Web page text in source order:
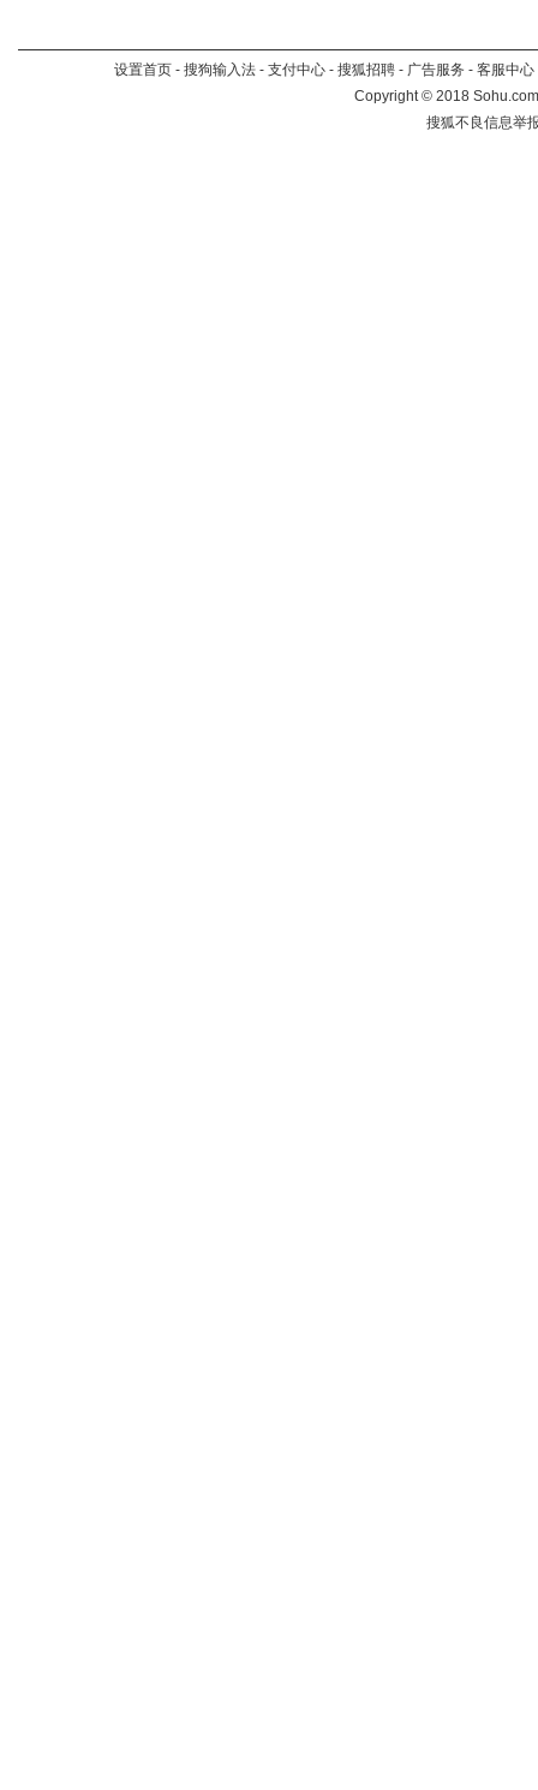
设置首页 - 搜狗输入法 - 支付中心 - 搜狐招聘 - 广告服务 - 客服中心
Copyright©2018
搜狐不良信息举